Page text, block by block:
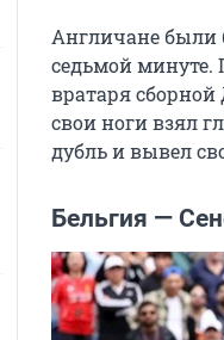
Англичане были
седьмой минуте.
вратаря
свои ноги взял
дубль и вывел
Бельгия —